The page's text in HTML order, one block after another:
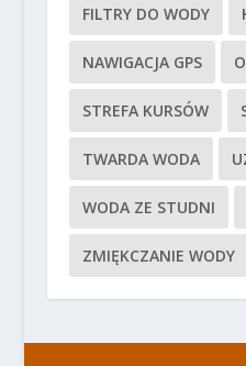
FILTRY DO WODY
NAWIGACJA GPS
STREFA KURSÓW
TWARDA WODA
WODA ZE STUDNI
ZMIĘKCZANIE WODY